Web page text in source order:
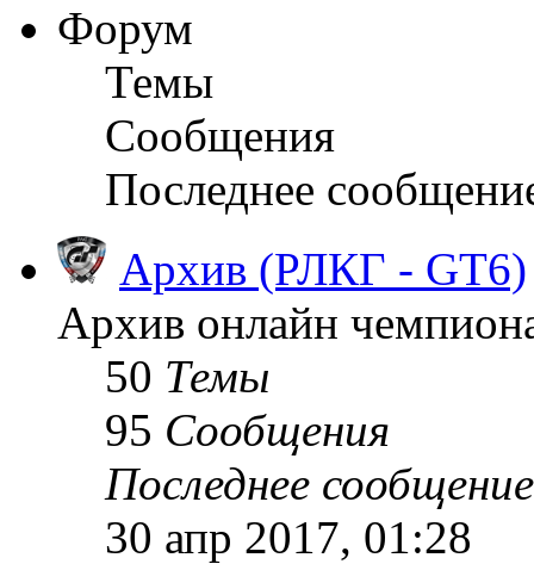
Форум
Темы
Сообщения
Последнее
Архив (РЛКГ - GT6)
Архив онлайн
50 Темы
95 Сообщения
Последнее сообщение
30 апр 2017, 01:28